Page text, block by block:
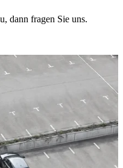
dann fragen Sie uns.